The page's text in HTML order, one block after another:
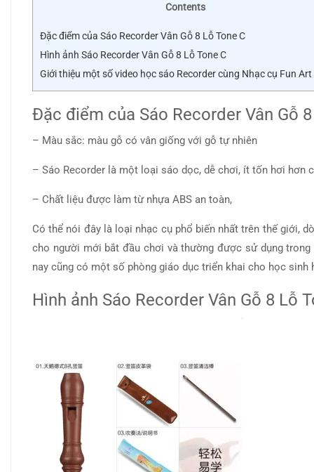
Contents
Đặc điểm của Sáo Recorder Vân Gỗ 8 Lỗ Tone C
Hình ảnh Sáo Recorder Vân Gỗ 8 Lỗ Tone C
Giới thiệu một số video học sáo Recorder cùng Nhạc cụ Fun Art
Đặc điểm của Sáo Recorder Vân Gỗ
– Màu sắc: màu gỗ có vân giống với gỗ tự nhiên
– Sáo Recorder là một loại sáo dọc, dễ chơi, ít tốn hơi hơn
– Chất liệu được làm từ nhựa ABS an toàn,
Có thể nói đây là loại nhạc cụ phổ biến nhất trên thế giới,
cho người mới bắt đầu chơi và thường được sử dụng
nay cũng có một số phòng giáo dục triển khai cho học
Hình ảnh Sáo Recorder Vân Gỗ 8 Lỗ